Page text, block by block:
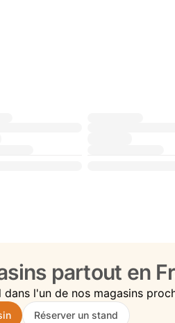
partout en
l'un de nos magasins
Réserver un stand